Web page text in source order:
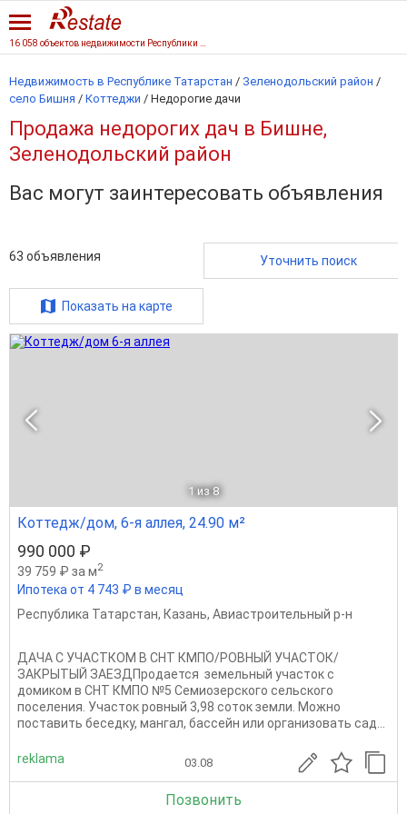
Недвижимость в Республике Татарстан / Зеленодольский район /
село Бишня / Коттеджи / Недорогие дачи
Продажа недорогих дач в Бишне,
Зеленодольский район
Вас могут заинтересовать объявления
63 объявления Уточнить поиск
Показать на карте
1 из 8
Коттедж/дом, 6-я аллея, 24.90 м²
990 000 ₽
39 759 ₽ за м2
Ипотека от 4 743 ₽ в месяц
Республика Татарстан, Казань, Авиастроительный р-н
ДАЧА С УЧАСТКОМ В СНТ КМПО/РОВНЫЙ УЧАСТОК/
ЗАКРЫТЫЙ ЗАЕЗДПродается земельный участок с
домиком в СНТ КМПО №5 Семиозерского сельского
поселения. Участок ровный 3,98 соток земли. Можно
поставить беседку, мангал, бассейн или организовать сад...
reklama 03.08
Позвонить